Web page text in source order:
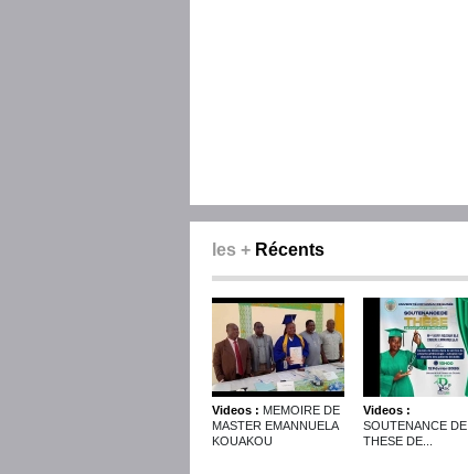
les + Récents
Videos : MEMOIRE DE
MASTER EMANNUELA
KOUAKOU
Videos :
SOUTENANCE DE
THESE DE...